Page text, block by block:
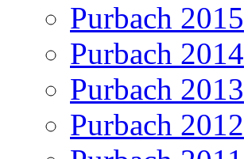
Purbach 2015
Purbach 2014
Purbach 2013
Purbach 2012